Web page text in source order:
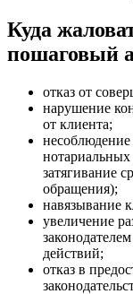
Куда
пошаговый
отказ от
нарушение
от клиента;
затягивание
обращения);
навязывание
увеличение
действий;
отказ в